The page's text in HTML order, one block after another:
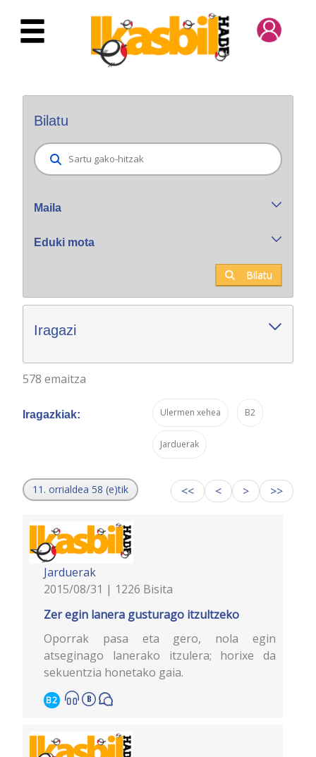
Eduki nagusira joan
Bilatu
Maila
Eduki mota
Bilatu
Iragazi
578 emaitza
Iragazkiak: Ulermen xehea B2
Jarduerak
11. orrialdea 58 (e)tik << < > >>
Jarduerak
2015/08/31 | 1226 Bisita
Zer egin lanera gusturago itzultzeko
Oporrak pasa eta gero, nola egin
atseginago lanerako itzulera; horixe da
sekuentzia honetako gaia.
B2